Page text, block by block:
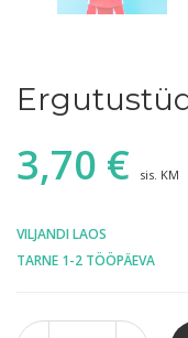
3,70 € sis. KM
VILJANDI LAOS
TARNE 1-2 TÖÖPÄEVA